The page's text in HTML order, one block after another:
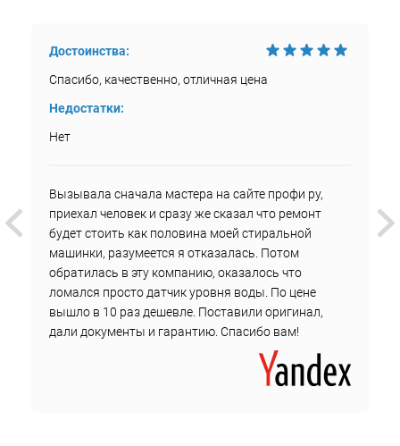
Достоинства:
Спасибо, качественно, отличная цена
Недостатки:
Нет
Вызывала сначала мастера на сайте профи ру,
приехал человек и сразу же сказал что ремонт
будет стоить как половина моей стиральной
машинки, разумеется я отказалась. Потом
обратилась в эту компанию, оказалось что
ломался просто датчик уровня воды. По цене
вышло в 10 раз дешевле. Поставили оригинал,
дали документы и гарантию. Спасибо вам!